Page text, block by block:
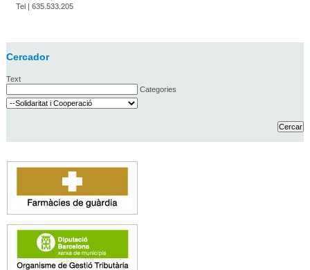
Tel | 635.533.205
Cercador
Text
Categories